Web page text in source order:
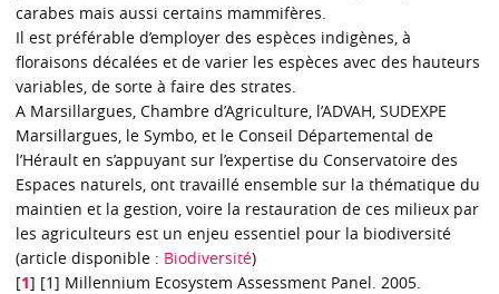
carabes mais aussi certains mammifères.
Il est préférable d’employer des espèces indigènes, à
floraisons décalées et de varier les espèces avec des hauteurs
variables, de sorte à faire des strates.
A Marsillargues, Chambre d’Agriculture, l’ADVAH, SUDEXPE
Marsillargues, le Symbo, et le Conseil Départemental de
l’Hérault en s’appuyant sur l’expertise du Conservatoire des
Espaces naturels, ont travaillé ensemble sur la thématique du
maintien et la gestion, voire la restauration de ces milieux par
les agriculteurs est un enjeu essentiel pour la biodiversité
(article disponible : Biodiversité)
[1] [1] Millennium Ecosystem Assessment Panel. 2005.